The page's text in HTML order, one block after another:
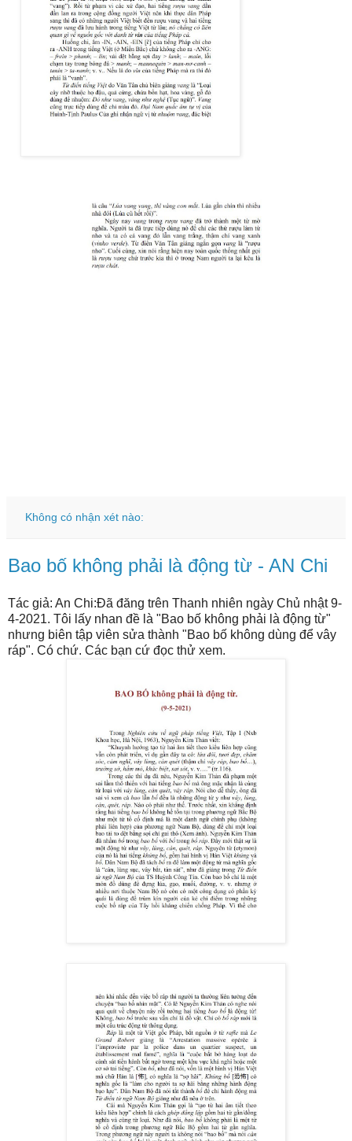
Không có nhận xét nào:
Bao bố không phải là động từ - AN Chi
Tác giả: An Chi:Đã đăng trên Thanh nhiên ngày Chủ nhật 9-
4-2021. Tôi lấy nhan đề là "Bao bố không phải là động từ"
nhưng biên tập viên sửa thành "Bao bố không dùng để vây
ráp". Có chứ. Các bạn cứ đọc thử xem.